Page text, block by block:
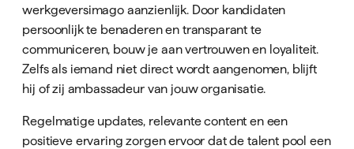
werkgeversimago aanzienlijk. Door kandidaten
persoonlijk te benaderen en transparant te
communiceren, bouw je aan vertrouwen en loyaliteit.
Zelfs als iemand niet direct wordt aangenomen, blijft
hij of zij ambassadeur van jouw organisatie.
Regelmatige updates, relevante content en een
positieve ervaring zorgen ervoor dat de talent pool een